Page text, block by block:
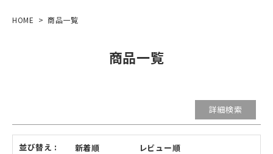
HOME 商品一覧
商品一覧
詳細検索
並び替え 新着順
レビュー順